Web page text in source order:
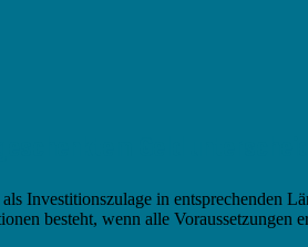
Investitionszulage in entsprechenden
besteht, wenn alle Voraussetzungen